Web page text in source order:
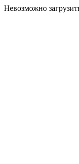
Невозможно